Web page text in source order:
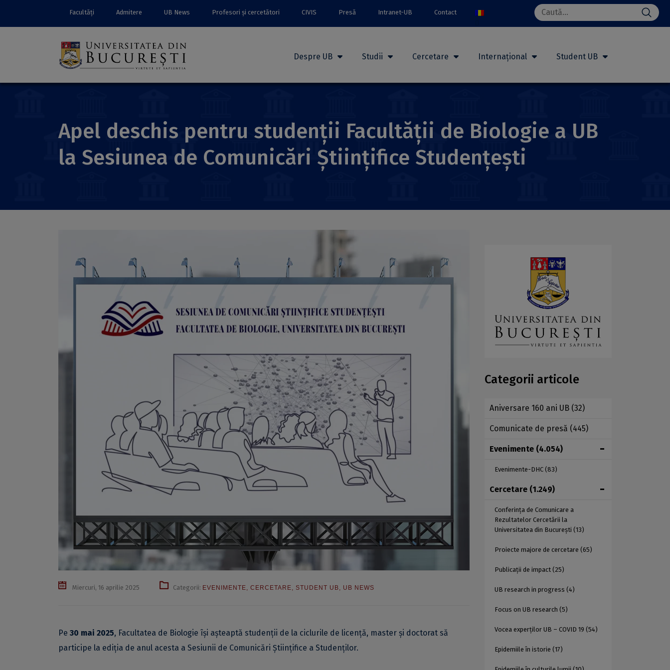
Facultăți Admitere UB News Profesori și cercetători CIVIS Presă Intranet-UB Contact
Search
for:
Despre UB Studii Cercetare Internațional Student UB
Apel deschis pentru studenții Facultății de Biologie a UB
la Sesiunea de Comunicări Științifice Studențești
Miercuri, 16 aprilie 2025 Categorii: EVENIMENTE CERCETARE STUDENT UB UB NEWS
Pe 30 mai 2025, Facultatea de Biologie își așteaptă studenții de la ciclurile de licență, master și doctorat să
participe la ediția de anul acesta a Sesiunii de Comunicări Științifice a Studenților.
Categorii articole
Aniversare 160 ani UB (32)
Comunicate de presă (445)
Evenimente (4.054)
Evenimente-DHC (83)
Cercetare (1.249)
Conferința de Comunicare a
Rezultatelor Cercetării la
Universitatea din București (13)
Proiecte majore de cercetare (65)
Publicații de impact (25)
UB research in progress (4)
Focus on UB research (5)
Vocea experților UB – COVID 19 (54)
Epidemiile în istorie (17)